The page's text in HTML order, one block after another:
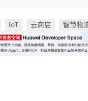
IoT 云商店 智慧物